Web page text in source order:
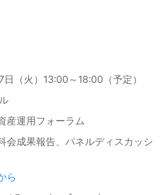
（火）13:00～18:00（予定）
産運用フォーラム
会成果報告、パネルディスカッシ
ら